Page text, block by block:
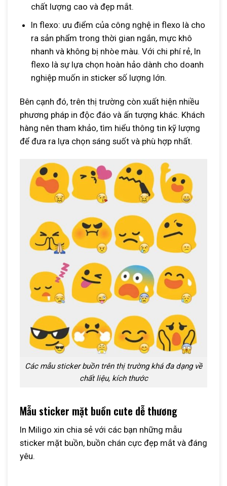
chất lượng cao và đẹp mắt.
In flexo: ưu điểm của công nghệ in flexo là cho
ra sản phẩm trong thời gian ngắn, mực khô
nhanh và không bị nhòe màu. Với chi phí rẻ, In
flexo là sự lựa chọn hoàn hảo dành cho doanh
nghiệp muốn in sticker số lượng lớn.
Bên cạnh đó, trên thị trường còn xuất hiện nhiều
phương pháp in độc đáo và ấn tượng khác. Khách
hàng nên tham khảo, tìm hiểu thông tin kỹ lượng
để đưa ra lựa chọn sáng suốt và phù hợp nhất.
Các mẫu sticker buồn trên thị trường khá đa dạng về
chất liệu, kích thước
Mẫu sticker mặt buồn cute dễ thương
In Miligo xin chia sẻ với các bạn những mẫu
sticker mặt buồn, buồn chán cực đẹp mắt và đáng
yêu.